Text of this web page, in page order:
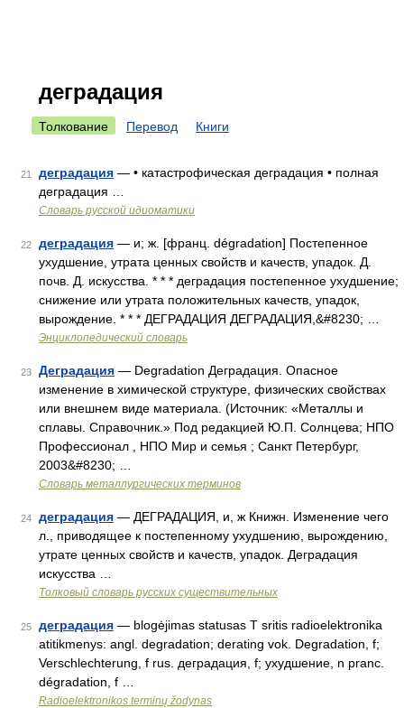
деградация
Толкование Перевод Книги
21 деградация — • катастрофическая деградация • полная
деградация …
Словарь русской идиоматики
22 деградация — и; ж. [франц. dégradation] Постепенное
ухудшение, утрата ценных свойств и качеств, упадок. Д.
почв. Д. искусства. * * * деградация постепенное ухудшение;
снижение или утрата положительных качеств, упадок,
вырождение. * * * ДЕГРАДАЦИЯ ДЕГРАДАЦИЯ,&#8230; …
Энциклопедический словарь
23 Деградация — Degradation Деградация. Опасное
изменение в химической структуре, физических свойствах
или внешнем виде материала. (Источник: «Металлы и
сплавы. Справочник.» Под редакцией Ю.П. Солнцева; НПО
Профессионал , НПО Мир и семья ; Санкт Петербург,
2003&#8230; …
Словарь металлургических терминов
24 деградация — ДЕГРАДАЦИЯ, и, ж Книжн. Изменение чего
л., приводящее к постепенному ухудшению, вырождению,
утрате ценных свойств и качеств, упадок. Деградация
искусства …
Толковый словарь русских существительных
25 деградация — blogėjimas statusas T sritis radioelektronika
atitikmenys: angl. degradation; derating vok. Degradation, f;
Verschlechterung, f rus. деградация, f; ухудшение, n pranc.
dégradation, f …
Radioelektronikos terminų žodynas